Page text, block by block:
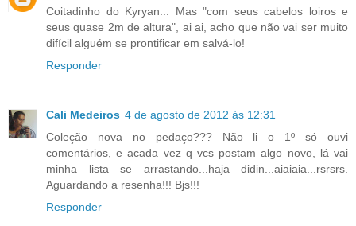
Coitadinho do Kyryan... Mas "com seus cabelos loiros e
seus quase 2m de altura", ai ai, acho que não vai ser muito
difícil alguém se prontificar em salvá-lo!
Responder
Cali Medeiros 4 de agosto de 2012 às 12:31
Coleção nova no pedaço??? Não li o 1º só ouvi
comentários, e acada vez q vcs postam algo novo, lá vai
minha lista se arrastando...haja didin...aiaiaia...rsrsrs.
Aguardando a resenha!!! Bjs!!!
Responder